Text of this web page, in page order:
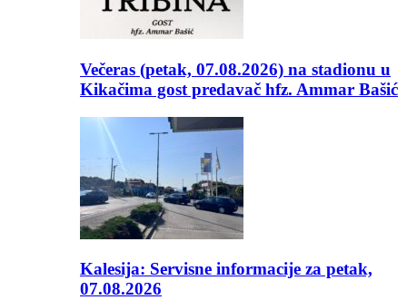
Večeras (petak, 07.08.2026) na stadionu u
Kikačima gost predavač hfz. Ammar Bašić
Kalesija: Servisne informacije za petak,
07.08.2026